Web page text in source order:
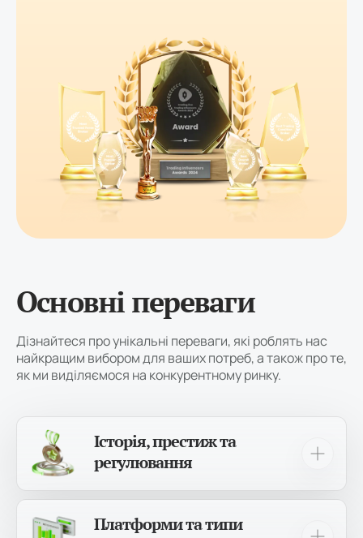
Основні переваги
Дізнайтеся про унікальні переваги, які роблять нас
найкращим вибором для ваших потреб, а також про те,
як ми виділяємося на конкурентному ринку.
Історія, престиж та
регулювання
Понад 12 років ми є надійною та досвідченою
брокерською компанією, яка обслуговує
понад 1,000,000 трейдерів по всьому світу!
Платформи та типи